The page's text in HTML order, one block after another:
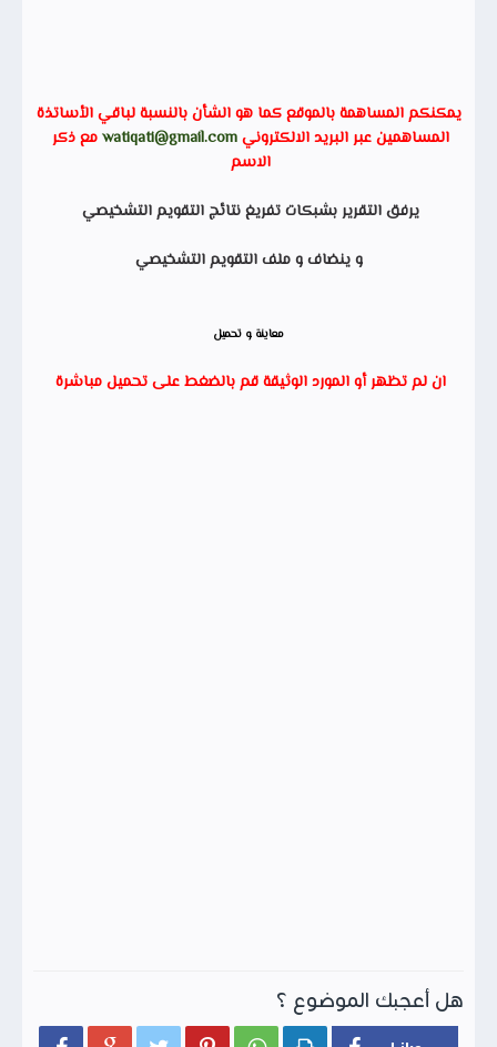
يمكنكم المساهمة بالموقع كما هو الشأن بالنسبة لباقي الأساتذة
المساهمين عبر البريد الالكترونيwatiqati@gmail.comمع ذكر
الاسم
يرفق التقرير بشبكات تفريغ نتائج التقويم التشخيصي
و ينضاف و ملف التقويم التشخيصي
معاينة و تحميل
ان لم تظهر أو المورد الوثيقة قم بالضغط على تحميل مباشرة
هل أعجبك الموضوع ؟